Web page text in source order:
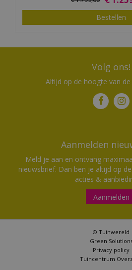
Bestellen
Volg ons!
Altijd op de hoogte van
Aanmelden
Meld je aan en ontvang
nieuwsbrief. Dan ben je altijd op
acties &
Aanmelden
© Tuinwereld
Green
Privacy policy
Tuincentrum